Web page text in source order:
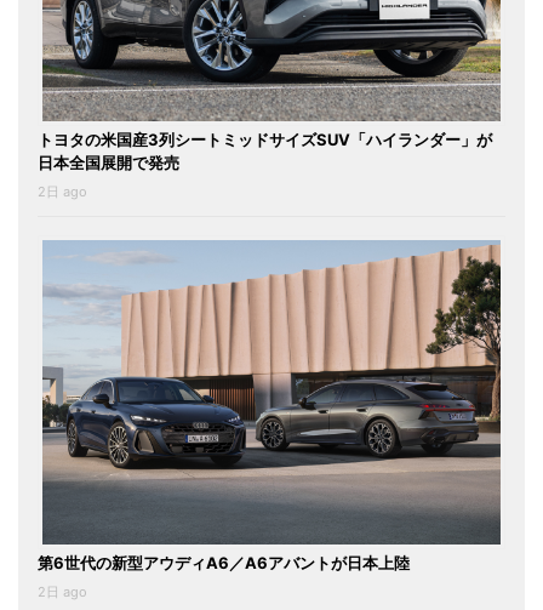
トヨタの米国産3列シートミッドサイズSUV「ハイランダー」が
日本全国展開で発売
2日 ago
第6世代の新型アウディA6／A6アバントが日本上陸
2日 ago